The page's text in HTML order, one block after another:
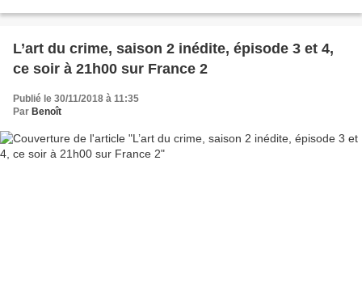
L’art du crime, saison 2 inédite, épisode 3 et 4,
ce soir à 21h00 sur France 2
Publié le 30/11/2018 à 11:35
Par Benoît